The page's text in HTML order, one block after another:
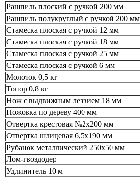
Рашпиль плоский с ручкой 200 мм
Рашпиль полукруглый с ручкой 200 мм
Стамеска плоская с ручкой 12 мм
Стамеска плоская с ручкой 18 мм
Стамеска плоская с ручкой 25 мм
Стамеска плоская с ручкой 6 мм
Молоток 0,5 кг
Топор 0,8 кг
Нож с выдвижным лезвием 18 мм
Ножовка по дереву 400 мм
Отвертка крестовая №2х200 мм
Отвертка шлицевая 6,5х190 мм
Рубанок металлический 250х50 мм
Лом-гвоздодер
Удлинитель 10 м